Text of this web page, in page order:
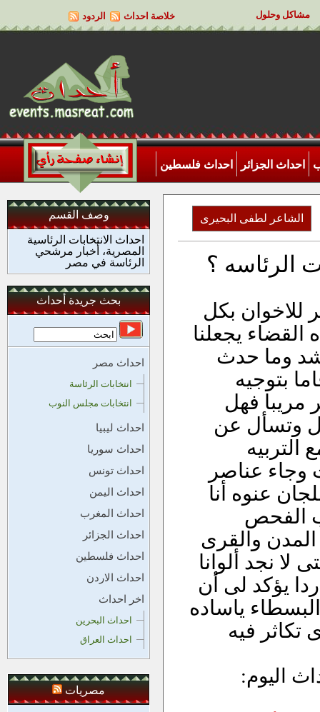
مشاكل وحلول خلاصة احداث الردود
احداث الجزائر احداث فلسطين
الشاعر لطفى البحيرى
الرئاسه ؟
للاخوان بكل
يجعلنا
وما حدث
بتوجيه
مريبا فهل
وتسأل عن
التربيه
وجاء عناصر
عنوه أنا
الفحص
والقرى
لا نجد ألوانا
يؤكد لى أن
ياساده
تكاثر فيه
اليوم:
وصف القسم
احداث الانتخابات الرئاسية
المصرية، أخبار مرشحي
الرئاسة في مصر
بحث جريدة أحداث
احداث مصر
انتخابات الرئاسة
انتخابات مجلس النوب
احداث ليبيا
احداث سوريا
احداث تونس
احداث اليمن
احداث المغرب
احداث الجزائر
احداث فلسطين
احداث الاردن
اخر احداث
احداث البحرين
احداث العراق
مصريات